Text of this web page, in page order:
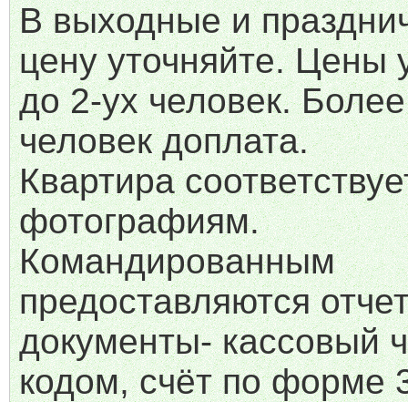
B выходные и
цену уточняйте. Цены
до 2-ух человек.
человек доплата.
Квартира
фотографиям.
Командированным
предоставляются
документы- кассовый
кодом, счёт по форме